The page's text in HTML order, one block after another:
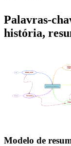
Palavras-
história,
Modelo de